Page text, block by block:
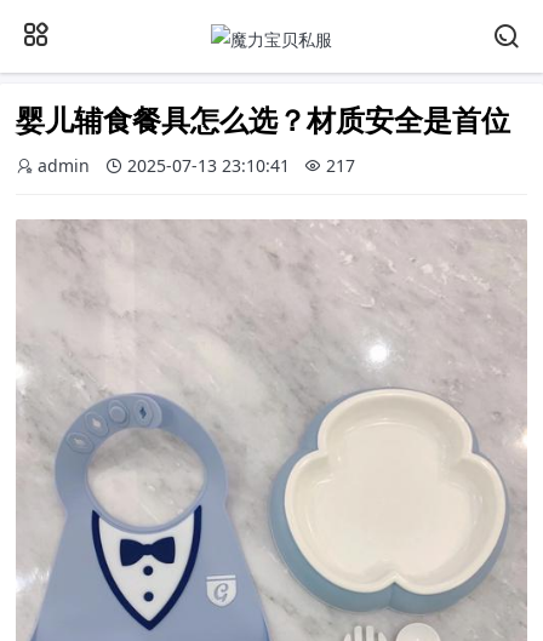
婴儿辅食餐具怎么选？材质安全是首位​
admin 2025-07-13 23:10:41 217